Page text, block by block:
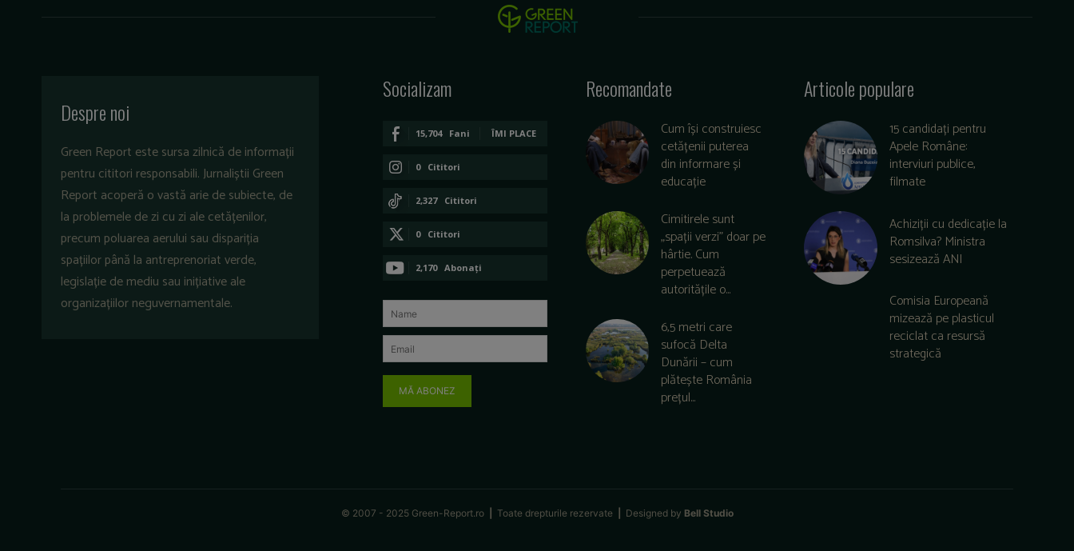
Despre noi
Green Report este sursa zilnică de informații
pentru cititori responsabili. Jurnaliștii Green
Report acoperă o vastă arie de subiecte, de
la problemele de zi cu zi ale cetățenilor,
precum poluarea aerului sau dispariția
spațiilor până la antreprenoriat verde,
legislație de mediu sau inițiative ale
organizațiilor neguvernamentale.
Socializam
15,704 Fani ÎMI PLACE
0 Cititori
CONECTAȚI-VĂ
2,327 Cititori
0 Cititori
CONECTAȚI-VĂ
2,170 Abonați
ABONAȚI-VĂ
MĂ ABONEZ
Recomandate
Cum își construiesc
cetățenii puterea
din informare și
educație
Cimitirele sunt
„spații verzi” doar pe
hârtie. Cum
perpetuează
autoritățile o...
6,5 metri care
sufocă Delta
Dunării – cum
plătește România
prețul...
Articole populare
15 candidați pentru
Apele Române:
interviuri publice,
filmate
Achiziții cu dedicație la
Romsilva? Ministra
sesizează ANI
Comisia Europeană
mizează pe plasticul
reciclat ca resursă
strategică
© 2007 - 2025 Green-Report.ro Toate drepturile rezervate Designed by Bell Studio